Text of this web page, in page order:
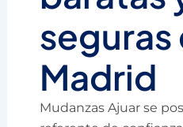
seguras
Madrid
Mudanzas Ajuar se